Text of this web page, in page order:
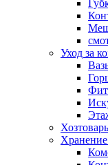
Уход за